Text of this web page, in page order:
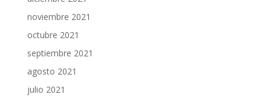
noviembre 2021
octubre 2021
septiembre 2021
agosto 2021
julio 2021